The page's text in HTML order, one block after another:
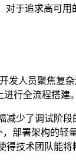
于追求高可用
发人员聚焦复
行全流程搭建。
减少了调试阶
部署架构的轻
得技术团队能